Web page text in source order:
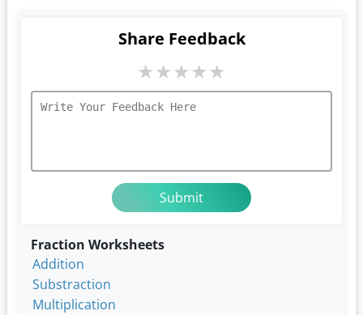
Fraction Worksheets
Addition
Substraction
Multiplication
Share Feedback
★★★★★